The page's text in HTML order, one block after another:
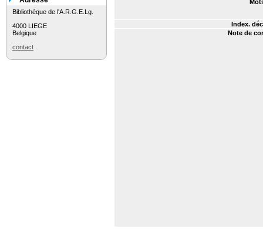
Index.
Note de
Bibliothèque de l'A.R.G.E.Lg.
4000 LIEGE
Belgique
contact